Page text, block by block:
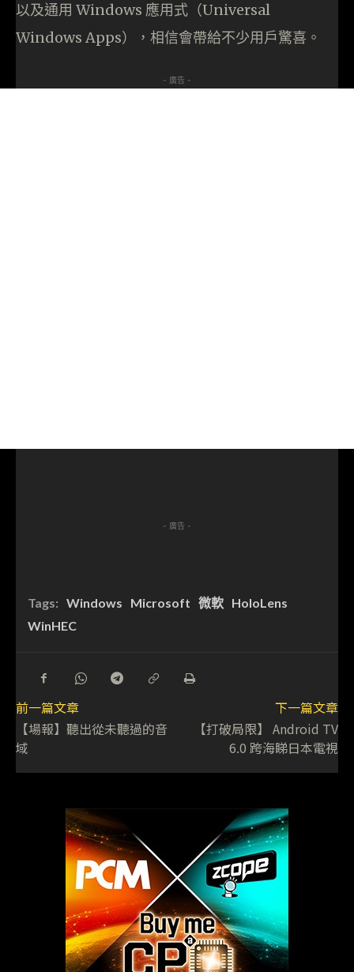
以及通用 Windows 應用式（Universal
Windows Apps），相信會帶給不少用戶驚喜。
- 廣告 -
- 廣告 -
Tags: Windows Microsoft 微軟 HoloLens
WinHEC
前一篇文章
【場報】聽出從未聽過的音
域
下一篇文章
【打破局限】 Android TV
6.0 跨海睇日本電視